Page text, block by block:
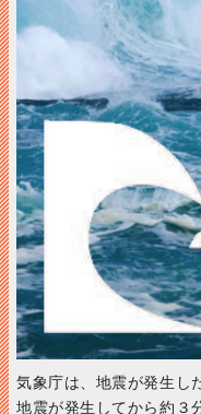
気象庁は、地震が発生し
地震が発生してから約３